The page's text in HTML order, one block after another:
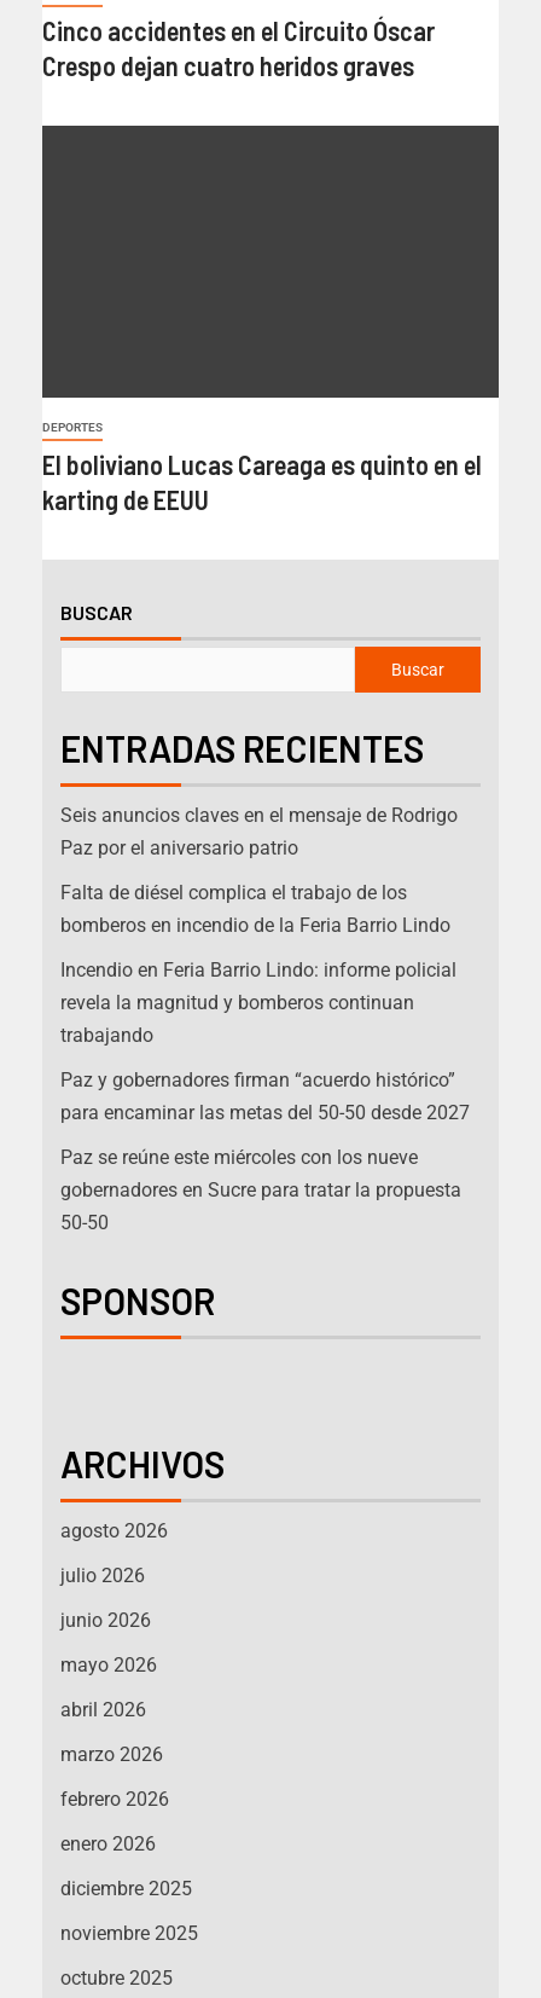
Cinco accidentes en el Circuito Óscar
Crespo dejan cuatro heridos graves
DEPORTES
El boliviano Lucas Careaga es quinto en el
karting de EEUU
BUSCAR
Buscar
ENTRADAS RECIENTES
Seis anuncios claves en el mensaje de Rodrigo
Paz por el aniversario patrio
Falta de diésel complica el trabajo de los
bomberos en incendio de la Feria Barrio Lindo
Incendio en Feria Barrio Lindo: informe policial
revela la magnitud y bomberos continuan
trabajando
Paz y gobernadores firman “acuerdo histórico”
para encaminar las metas del 50-50 desde 2027
Paz se reúne este miércoles con los nueve
gobernadores en Sucre para tratar la propuesta
50-50
SPONSOR
ARCHIVOS
agosto 2026
julio 2026
junio 2026
mayo 2026
abril 2026
marzo 2026
febrero 2026
enero 2026
diciembre 2025
noviembre 2025
octubre 2025